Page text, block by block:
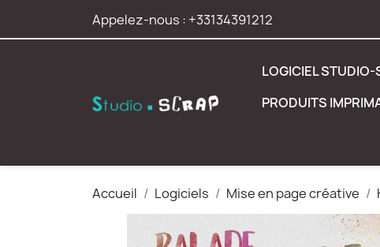
Appelez-nous : +33134391212
LOGICIEL STUDIO-
PRODUITS
Accueil Logiciels Mise en page créative